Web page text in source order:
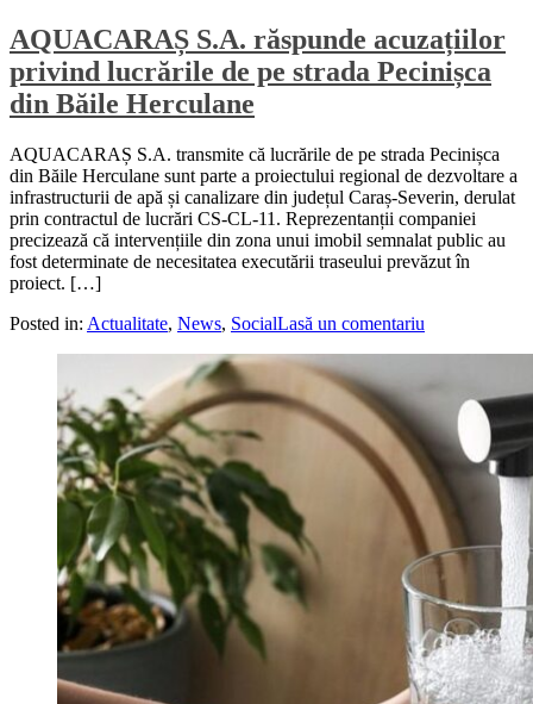
AQUACARAȘ S.A. răspunde acuzațiilor
privind lucrările de pe strada Pecinișca
din Băile Herculane
AQUACARAȘ S.A. transmite că lucrările de pe strada Pecinișca
din Băile Herculane sunt parte a proiectului regional de dezvoltare a
infrastructurii de apă și canalizare din județul Caraș-Severin, derulat
prin contractul de lucrări CS-CL-11. Reprezentanții companiei
precizează că intervențiile din zona unui imobil semnalat public au
fost determinate de necesitatea executării traseului prevăzut în
proiect. […]
Posted in: Actualitate, News, SocialLasă un comentariu